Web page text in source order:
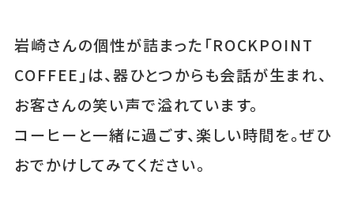
岩崎さんの個性が詰まった「ROCKPOINT
COFFEE」は、器ひとつからも会話が生まれ、
お客さんの笑い声で溢れています。
コーヒーと一緒に過ごす、楽しい時間を。ぜひ
おでかけしてみてください。